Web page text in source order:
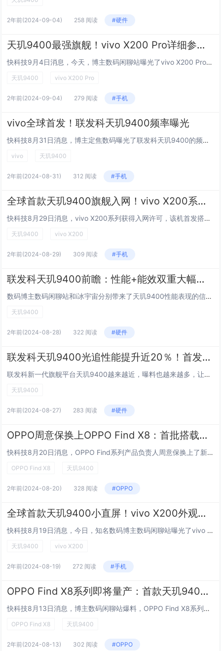
2年前(2024-09-04) 258 阅读 #硬件
天玑9400最强旗舰！vivo X200 Pro详细参数曝光
快科技9月4日消息，今天，博主数码闲聊站曝光了vivo X200 Pro的详细配置。 据悉，vivo X200 Pro采用1.5K等深微曲屏，搭载联发科天玑9400平台，后置5000万超大底主摄、5000万超广角以及2亿像素潜望长焦，电池...
天玑9400 vivo X200 Pro
2年前(2024-09-04) 279 阅读 #手机
vivo全球首发！联发科天玑9400频率曝光
快科技8月31日消息，博主定焦数码曝光了联发科天玑9400的频率参数。据悉，天玑9400由1颗3.8GHz Cortex-X925超大核+3颗3.0GHz Cortex-X4超大核+4颗2.0GHz Cortex-A725大核组成。 对比...
vivo 天玑9400
2年前(2024-08-31) 312 阅读 #手机
全球首款天玑9400旗舰入网！vivo X200系列三证齐全
快科技8月29日消息，vivo X200系列获得入网许可，该机首发搭载天玑9400移动平台，支持90W有线闪充。据悉，vivo X200系列有三款机型，分别是vivo X200、vivo X200+和vivo X200 Pro，其中vivo...
天玑9400 vivo X200
2年前(2024-08-29) 309 阅读 #手机
联发科天玑9400前瞻：性能+能效双重大幅提升
数码博主数码闲聊站和i冰宇宙分别带来了天玑9400性能表现的信息。根据两者提供的信息，本次天玑9400在GPU性能、光追性能以及能效表现方面都将拥有大幅提升。具体来说，天玑9400的GPU性能相比目前主流的骁龙8 Gen3处理器提升幅度高...
天玑9400
2年前(2024-08-28) 322 阅读 #硬件
联发科天玑9400光追性能提升近20％！首发堪比PC OMM光追加速器的新技术
联发科新一代旗舰平台天玑9400越来越近，曝料也越来越多，让人越来越兴奋！根据最新消息，天玑9400 GPU实测3DMark基准项目，跑分相比于骁龙8 Gen3高出多达30％，而在同等跑分成绩下，功耗比竞品低了多达约40％！这意味着，即便...
天玑9400
2年前(2024-08-27) 283 阅读 #硬件
OPPO周意保换上OPPO Find X8：首批搭载联发科天玑9400
快科技8月20日消息，OPPO Find系列产品负责人周意保换上了新手机，这应该就是即将登场的OPPO Find X8系列。据悉，OPPO将在10月同时推出Find X8和Find X8 Pro两款旗舰，Find X8 Ultra将会在明...
OPPO Find X8 天玑9400
2年前(2024-08-20) 328 阅读 #OPPO
全球首款天玑9400小直屏！vivo X200外观设计图首秀
快科技8月19日消息，今日，知名数码博主数码闲聊站曝光了vivo X200的设计草图，系列首次采用直屏设计方案。根据图片所示，vivo X200采用小直屏设计，屏幕尺寸介于6.4到6.5英寸之间，这是vivo首次在高端旗舰手机中引入小直屏的...
天玑9400 vivo X200
2年前(2024-08-19) 272 阅读 #手机
OPPO Find X8系列即将量产：首款天玑9400双潜望旗舰
快科技8月13日消息，博主数码闲聊站爆料，OPPO Find X8系列已经计划排产，新品进度正在加速中。据悉，OPPO Find X8标准版和Pro版标配天玑9400处理器，标配1.5K屏幕，其中标准版是1.5K直屏，Pro版是1.5K等深...
OPPO Find X8 天玑9400
2年前(2024-08-13) 302 阅读 #OPPO